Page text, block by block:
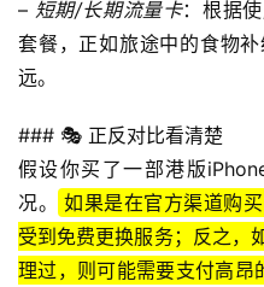
号
卡
百
防
诈
知
识
– 短期/长期流量卡：根据
套餐，正如旅途中的食物
远。
### 🎭 正反对比看清楚
假设你买了一部港版
况。
如果是在官方渠道购
受到免费更换服务；反之，
理过，则可能需要支付高昂